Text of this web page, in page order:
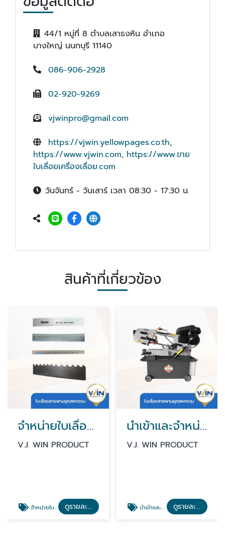
44/1 หมู่ที่ 8 ตำบลเสาธงหิน อำเภอ
บางใหญ่ นนทบุรี 11140
086-906-2928
02-920-9269
vjwinpro@gmail.com
https://vjwin.yellowpages.co.th,
https://www.vjwin.com, https://www.ขาย
ใบเลื่อยเครื่องเลื่อย.com
วันจันทร์ - วันเสาร์ เวลา 08:30 - 17:30 น.
สินค้าที่เกี่ยวข้อง
จำหน่ายใบเลื่อยเครื่องจักรอุตสาหกรรม
V.J. WIN PRODUCT
จำหน่ายใบเลื่อยเครื่องจักรอุตสาหกรรม ดูรายละเอียด
นำเข้าและจำหน่ายเครื่องเลื่อย กรุงเทพ นนทบุรี
V.J. WIN PRODUCT
นำเข้าและจำหน่ายเครื่องเลื่อย กรุงเทพ นนทบุรี ดูรายละเอียด